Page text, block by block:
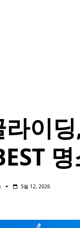
이
5월 12, 2026